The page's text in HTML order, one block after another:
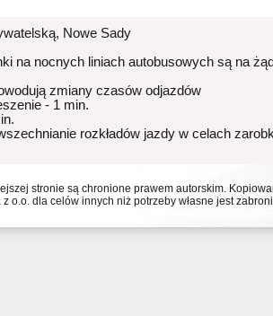
Nowe Sady
na nocnych liniach autobusowych są na
zmiany czasów odjazdów
- 1 min.
rozkładów jazdy w celach
stronie są chronione prawem autorskim.
z o.o. dla celów innych niż potrzeby własne jest